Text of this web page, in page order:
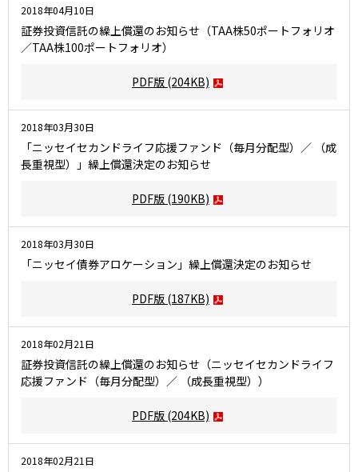
2018年04月10日
証券投資信託の繰上償還のお知らせ（TAA株50ポートフォリオ
／TAA株100ポートフォリオ）
PDF版 (204KB)
2018年03月30日
「ニッセイセカンドライフ応援ファンド（毎月分配型）／ （成
長重視型）」繰上償還決定のお知らせ
PDF版 (190KB)
2018年03月30日
「ニッセイ債券アロケーション」繰上償還決定のお知らせ
PDF版 (187KB)
2018年02月21日
証券投資信託の繰上償還のお知らせ（ニッセイセカンドライフ
応援ファンド（毎月分配型）／ （成長重視型））
PDF版 (204KB)
2018年02月21日